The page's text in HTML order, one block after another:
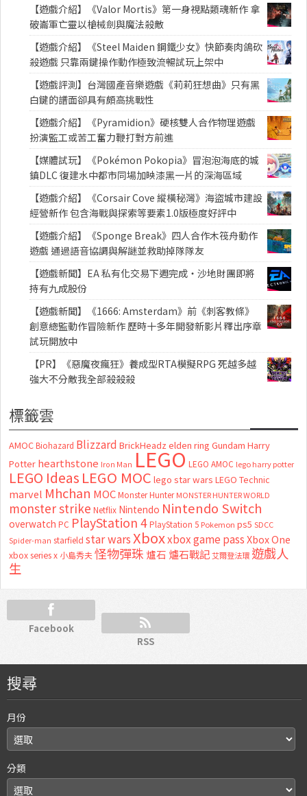
【遊戲介紹】《Valor Mortis》第一身視點類魂新作 拿
破崙軍亡靈以槍械劍與魔法殺敵
【遊戲介紹】《Steel Maiden 鋼鐵少女》快節奏肉鴿砍
殺遊戲 只靠兩鍵操作動作極致流暢試玩上架中
【遊戲評測】台灣國產音樂遊戲《莉莉狂想曲》只有黑
白鍵的譜面卻具有頗高挑戰性
【遊戲介紹】《Pyramidion》硬核雙人合作物理遊戲
扮演監工或苦工奮力鞭打對方前進
【媒體試玩】《Pokémon Pokopia》冒泡泡海底的城
鎮DLC 復建水中都市同場加映漆黑一片的深海區域
【遊戲介紹】《Corsair Cove 縱橫秘灣》海盜城市建設
經營新作 包含海戰與探索等要素1.0版極度好評中
【遊戲介紹】《Sponge Break》四人合作木筏舟動作
遊戲 通過語音協調與解謎並救助掉隊隊友
【遊戲新聞】EA 私有化交易下週完成・沙地財團即將
持有九成股份
【遊戲新聞】《1666: Amsterdam》前《刺客教條》
創意總監動作冒險新作 歷時十多年開發新影片釋出序章
試玩開放中
【PR】《惡魔夜瘋狂》養成型RTA模擬RPG 死越多越
強大不分敵我全部殺殺殺
標籤雲
AMOC Biohazard Blizzard BrickHeadz elden ring Gundam Harry
Potter hearthstone Iron Man LEGO LEGO AMOC lego harry potter
LEGO Ideas LEGO MOC lego star wars LEGO Technic
marvel Mhchan MOC Monster Hunter MONSTER HUNTER WORLD
monster strike Netflix Nintendo Nintendo Switch
overwatch PC PlayStation 4 PlayStation 5 Pokemon ps5 SDCC
Spider-man starfield star warsXboxxbox game passXbox One
xbox series x 小島秀夫怪物彈珠 爐石 爐石戰記艾爾登法環 遊戲人
生
Facebook
RSS
搜尋
月份
分類